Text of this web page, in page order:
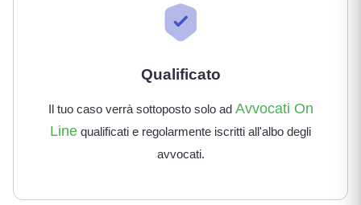
Qualificato
Il tuo caso verrà sottoposto solo ad Avvocati On
Line qualificati e regolarmente iscritti all'albo degli
avvocati.